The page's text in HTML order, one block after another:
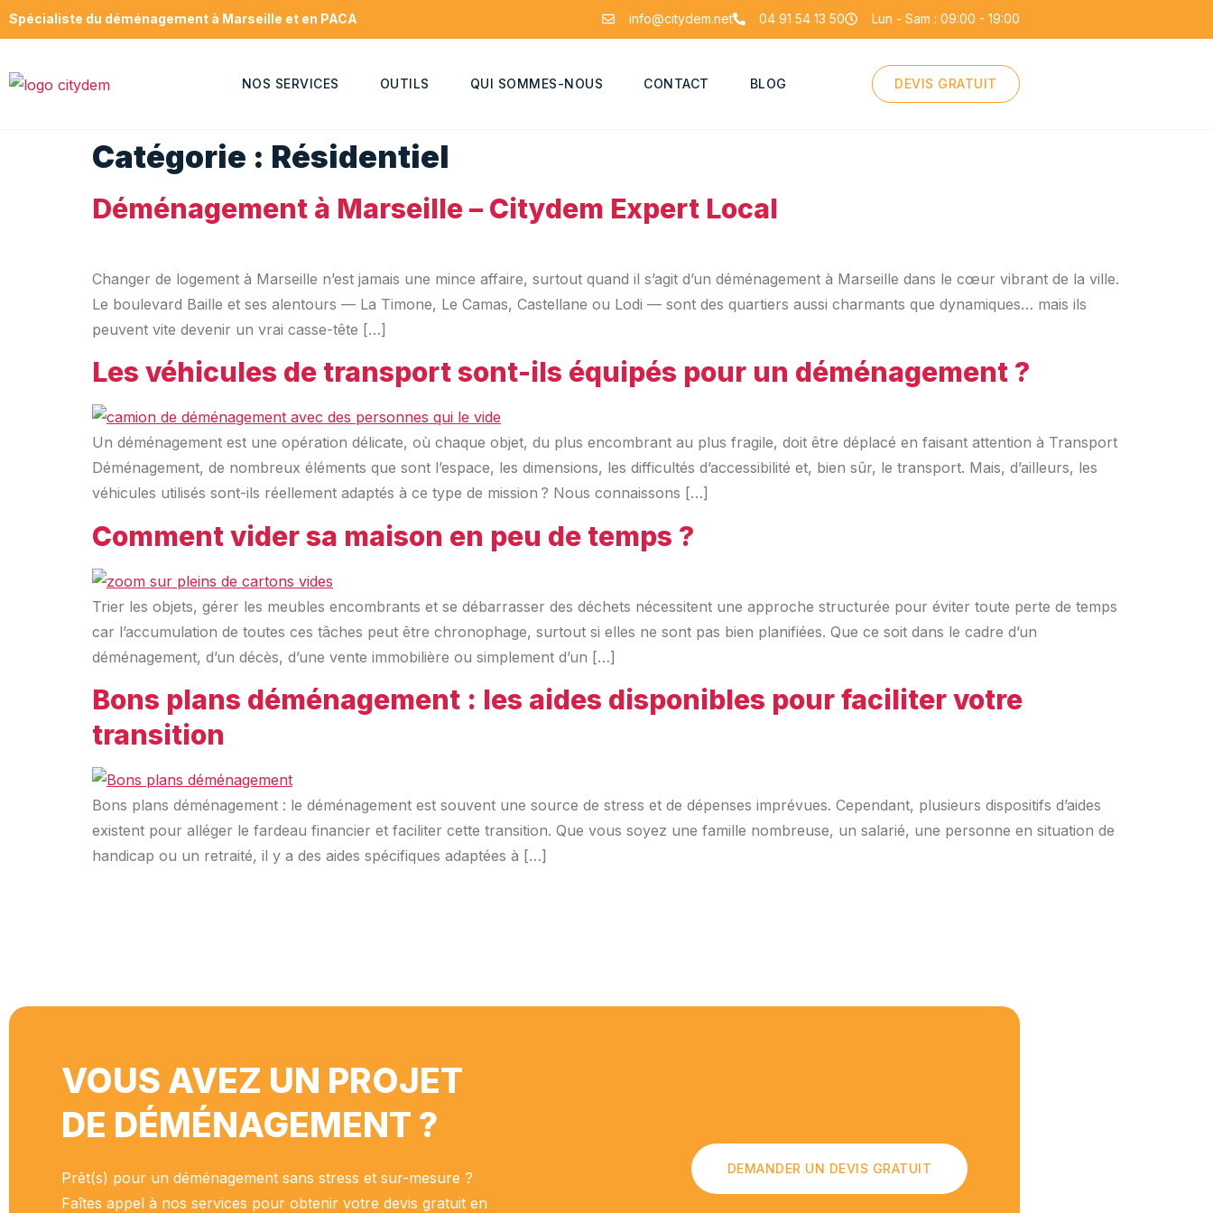
Spécialiste du déménagement à Marseille et en PACA info@citydem.net 04 91 54 13 50 Lun - Sam : 09:00 - 19:00
NOS SERVICES OUTILS QUI SOMMES-NOUS CONTACT BLOG DEVIS GRATUIT
Catégorie : Résidentiel
Déménagement à Marseille – Citydem Expert Local
Changer de logement à Marseille n’est jamais une mince affaire, surtout quand il s’agit d’un déménagement à Marseille dans le cœur vibrant de la ville.
Le boulevard Baille et ses alentours — La Timone, Le Camas, Castellane ou Lodi — sont des quartiers aussi charmants que dynamiques… mais ils
peuvent vite devenir un vrai casse-tête […]
Les véhicules de transport sont-ils équipés pour un déménagement ?
Un déménagement est une opération délicate, où chaque objet, du plus encombrant au plus fragile, doit être déplacé en faisant attention à Transport
Déménagement, de nombreux éléments que sont l’espace, les dimensions, les difficultés d’accessibilité et, bien sûr, le transport. Mais, d’ailleurs, les
véhicules utilisés sont-ils réellement adaptés à ce type de mission ? Nous connaissons […]
Comment vider sa maison en peu de temps ?
Trier les objets, gérer les meubles encombrants et se débarrasser des déchets nécessitent une approche structurée pour éviter toute perte de temps
car l’accumulation de toutes ces tâches peut être chronophage, surtout si elles ne sont pas bien planifiées. Que ce soit dans le cadre d’un
déménagement, d’un décès, d’une vente immobilière ou simplement d’un […]
Bons plans déménagement : les aides disponibles pour faciliter votre
transition
Bons plans déménagement : le déménagement est souvent une source de stress et de dépenses imprévues. Cependant, plusieurs dispositifs d’aides
existent pour alléger le fardeau financier et faciliter cette transition. Que vous soyez une famille nombreuse, un salarié, une personne en situation de
handicap ou un retraité, il y a des aides spécifiques adaptées à […]
VOUS AVEZ UN PROJET
DE DÉMÉNAGEMENT ?
Prêt(s) pour un déménagement sans stress et sur-mesure ?
Faîtes appel à nos services pour obtenir votre devis gratuit en
DEMANDER UN DEVIS GRATUIT